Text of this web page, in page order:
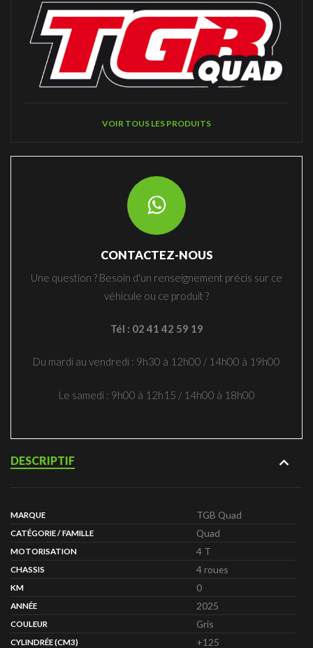
VOIR TOUS LES PRODUITS
CONTACTEZ-NOUS
Une question ? Besoin d'un renseignement précis sur ce
véhicule ou ce produit ?
Tél : 02 41 42 59 19
Du mardi au vendredi : 9h30 à 12h00 / 14h00 à 19h00
Le samedi : 9h00 à 12h15 / 14h00 à 18h00
DESCRIPTIF
MARQUE TGB Quad
CATÉGORIE / FAMILLE Quad
MOTORISATION 4 T
CHASSIS 4 roues
KM 0
ANNÉE 2025
COULEUR Gris
CYLINDRÉE (CM3) +125